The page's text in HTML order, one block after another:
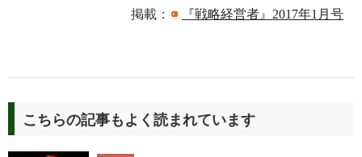
掲載： 『戦略経営者』2017年1月号
こちらの記事もよく読まれています